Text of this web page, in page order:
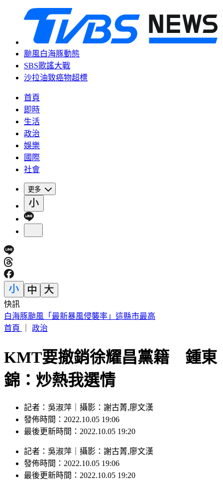
颱風白海豚動態
SBS歌謠大戰
沙拉油致癌物超標
首頁
即時
生活
政治
娛樂
國際
社會
更多
快訊
開砲東發號不厚道 詹江村：沒必要先找蔣萬安簽名再嘲諷
首頁
政治
KMT要撤銷徐耀昌黨籍 鍾東
錦：炒熱我選情
記者：吳淑萍｜攝影：謝古菁,廖文漢
發佈時間：2022.10.05 19:06
最後更新時間：2022.10.05 19:20
記者 ： 吳淑萍 攝影 ： 謝古菁,廖文漢
發佈時間： 2022.10.05 19:06
最後更新時間： 2022.10.05 19:20